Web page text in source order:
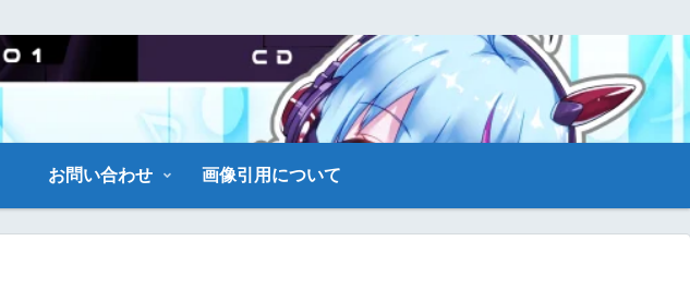
お問い合わせ 画像引用について